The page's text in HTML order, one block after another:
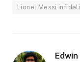
Lionel Messi